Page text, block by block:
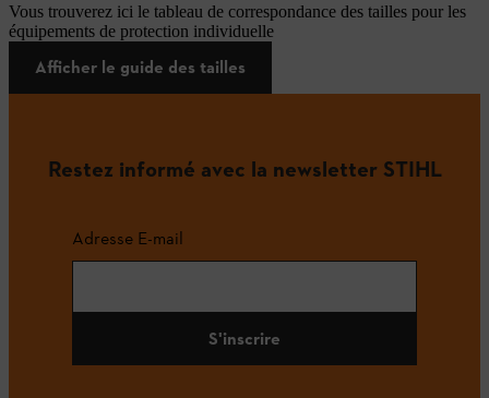
Vous trouverez ici le tableau de correspondance des tailles pour les
équipements de protection individuelle
Afficher le guide des tailles
Restez informé avec la newsletter STIHL
Adresse E-mail
S'inscrire